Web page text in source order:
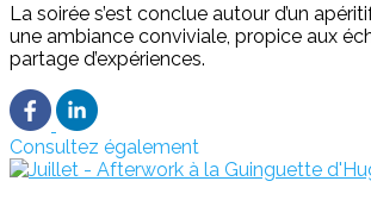
La soirée s’est conclue autour d’un
une ambiance conviviale, propice aux
partage d’expériences.
Consultez également